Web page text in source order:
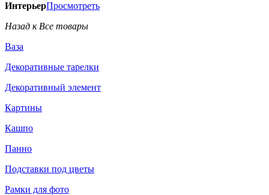
ИнтерьерПросмотреть
Назад к Все товары
Ваза
Декоративные тарелки
Декоративный элемент
Картины
Кашпо
Панно
Подставки под цветы
Рамки для фото